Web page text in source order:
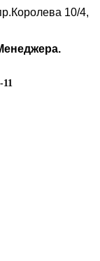
10/4,
11